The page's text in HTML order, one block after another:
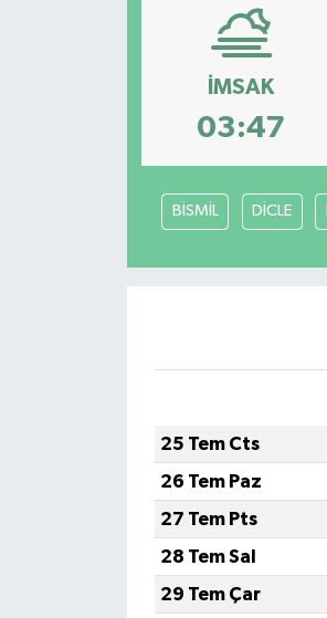
İMSAK
03:47
BİSMİL DİCLE
25 Tem Cts
26 Tem Paz
27 Tem Pts
28 Tem Sal
29 Tem Çar